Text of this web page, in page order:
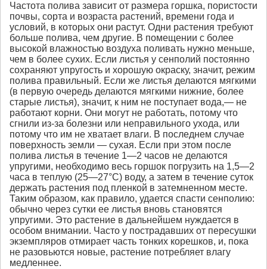
Частота полива зависит от размера горшка, пористости
почвы, сорта и возраста растений, времени года и
условий, в которых они растут. Одни растения требуют
больше полива, чем другие. В помещении с более
высокой влажностью воздуха поливать нужно меньше,
чем в более сухих. Если листья у сенполий постоянно
сохраняют упругость и хорошую окраску, значит, режим
полива правильный. Если же листья делаются мягкими
(в первую очередь делаются мягкими нижние, более
старые листья), значит, к ним не поступает вода,— не
работают корни. Они могут не работать, потому что
сгнили из-за болезни или неправильного ухода, или
потому что им не хватает влаги. В последнем случае
поверхность земли — сухая. Если при этом после
полива листья в течение 1—2 часов не делаются
упругими, необходимо весь горшок погрузить на 1,5—2
часа в теплую (25—27°С) воду, а затем в течение суток
держать растения под пленкой в затемненном месте.
Таким образом, как правило, удается спасти сенполию:
обычно через сутки ее листья вновь становятся
упругими. Это растение в дальнейшем нуждается в
особом внимании. Часто у пострадавших от пересушки
экземпляров отмирает часть тонких корешков, и, пока
не разовьются новые, растение потребляет влагу
медленнее.